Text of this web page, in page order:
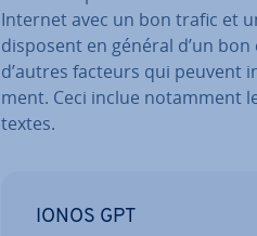
Internet avec un bon trafic et
disposent en général d’un
d’autres facteurs qui
ment. Ceci inclue notamment
textes.
IONOS GPT